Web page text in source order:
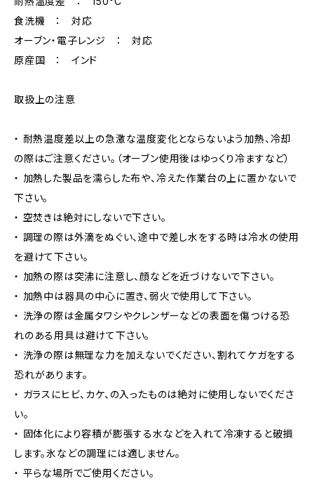
食洗機 ： 対応
オーブン・電子レンジ ： 対応
原産国 ： インド
取扱上の注意
・ 耐熱温度差以上の急激な温度変化とならないよう加熱、冷却
の際はご注意ください。（オーブン使用後はゆっくり冷ますなど）
・ 加熱した製品を濡らした布や、冷えた作業台の上に置かないで
下さい。
・ 空焚きは絶対にしないで下さい。
・ 調理の際は外滴をぬぐい、途中で差し水をする時は冷水の使用
を避けて下さい。
・ 加熱の際は突沸に注意し、顔などを近づけないで下さい。
・ 加熱中は器具の中心に置き、弱火で使用して下さい。
・ 洗浄の際は金属タワシやクレンザーなどの表面を傷つける恐
れのある用具は避けて下さい。
・ 洗浄の際は無理な力を加えないでください、割れてケガをする
恐れがあります。
・ ガラスにヒビ、カケ、の入ったものは絶対に使用しないでくださ
い。
・ 固体化により容積が膨張する水などを入れて冷凍すると破損
します。氷などの調理には適しません。
・ 平らな場所でご使用ください。